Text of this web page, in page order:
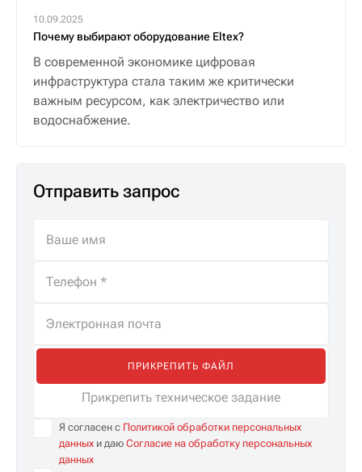
10.09.2025
Почему выбирают оборудование Eltex?
В современной экономике цифровая
инфраструктура стала таким же критически
важным ресурсом, как электричество или
водоснабжение.
Отправить запрос
ПРИКРЕПИТЬ ФАЙЛ
Прикрепить техническое задание
Я согласен с Политикой обработки персональных
данных и даю Согласие на обработку персональных
данных